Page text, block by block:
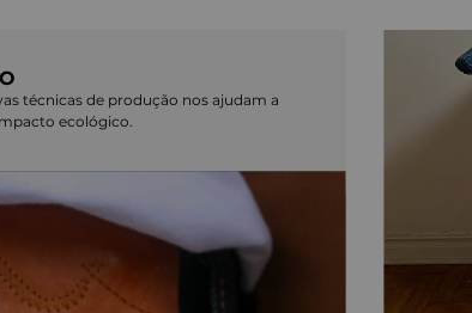
técnicas de produção nos ajudam a
ecológico.